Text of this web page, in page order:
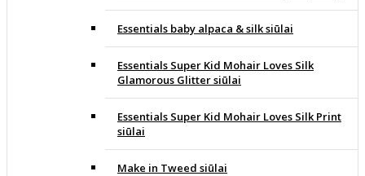
Essentials baby alpaca & silk siūlai
Essentials Super Kid Mohair Loves Silk
Glamorous Glitter siūlai
Essentials Super Kid Mohair Loves Silk Print
siūlai
Make in Tweed siūlai